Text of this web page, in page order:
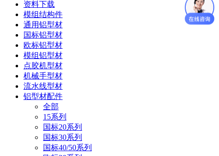
资料下载
模组结构件
通用铝型材
国标铝型材
欧标铝型材
模组铝型材
点胶机型材
机械手型材
流水线型材
铝型材配件
全部
15系列
国标20系列
国标30系列
国标40/50系列